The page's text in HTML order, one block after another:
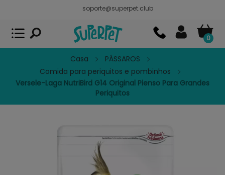
soporte@superpet.club
0
Casa
PÁSSAROS
Comida para periquitos e pombinhos
Versele-Laga NutriBird G14 Original Pienso Para Grandes
Periquitos
Superpet, comida para mascotas
APP GRATIS - En Google Play